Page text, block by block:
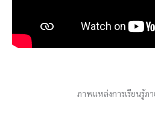
ภาพแหล่งการเรียนรู้ภา